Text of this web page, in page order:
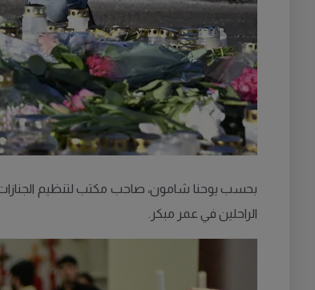
بحسب يوحنا شامون، صاحب مكتب لتنظيم الجنازات،
الراحلين في عمر مبكر.